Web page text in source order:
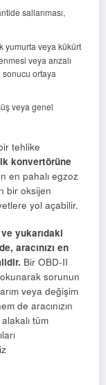
sallanması,
yumurta veya kükürt
veya arızalı
ortaya
veya genel
tehlike
konvertörüne
en pahalı egzoz
bir oksijen
yol açabilir.
ve yukarıdaki
aracınızı en
Bir OBD-II
sorunun
veya değişim
de aracınızın
tüm